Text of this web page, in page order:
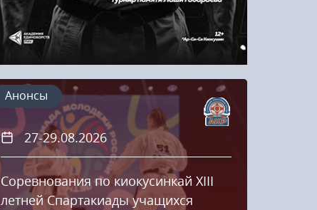
27-29.08.2026
Соревнования по киокусинкай XIII
летней Спартакиады учащихся
Анонсы